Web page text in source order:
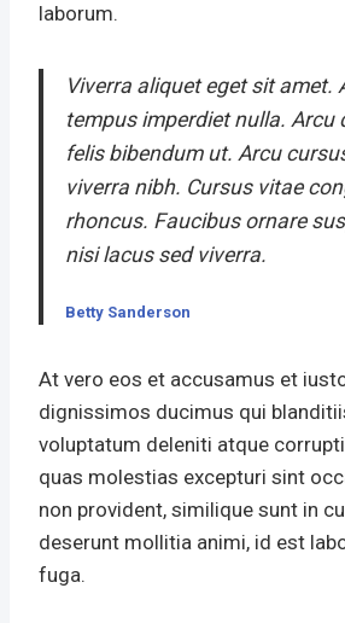
laborum.
Viverra aliquet eget sit amet.
tempus imperdiet nulla. Arcu
felis bibendum ut. Arcu
viverra nibh. Cursus vitae
rhoncus. Faucibus ornare
nisi lacus sed viverra.
Betty Sanderson
At vero eos et accusamus et
dignissimos ducimus qui
voluptatum deleniti atque
quas molestias excepturi sint
non provident, similique sunt in
deserunt mollitia animi, id est
fuga.